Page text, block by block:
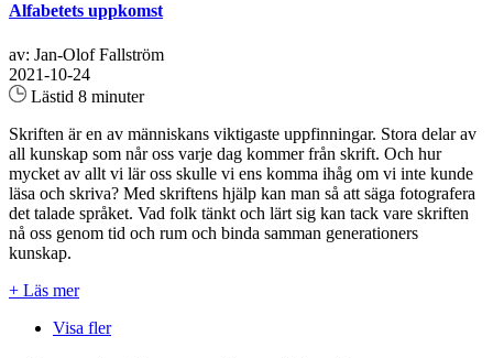
Alfabetets uppkomst
av: Jan-Olof Fallström
2021-10-24
Lästid 8 minuter
Skriften är en av människans viktigaste uppfinningar. Stora delar av
all kunskap som når oss varje dag kommer från skrift. Och hur
mycket av allt vi lär oss skulle vi ens komma ihåg om vi inte kunde
läsa och skriva? Med skriftens hjälp kan man så att säga fotografera
det talade språket. Vad folk tänkt och lärt sig kan tack vare skriften
nå oss genom tid och rum och binda samman generationers
kunskap.
+ Läs mer
Visa fler